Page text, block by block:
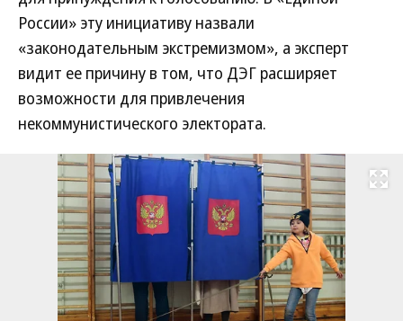
России» эту инициативу назвали
«законодательным экстремизмом», а эксперт
видит ее причину в том, что ДЭГ расширяет
возможности для привлечения
некоммунистического электората.
Развернуть